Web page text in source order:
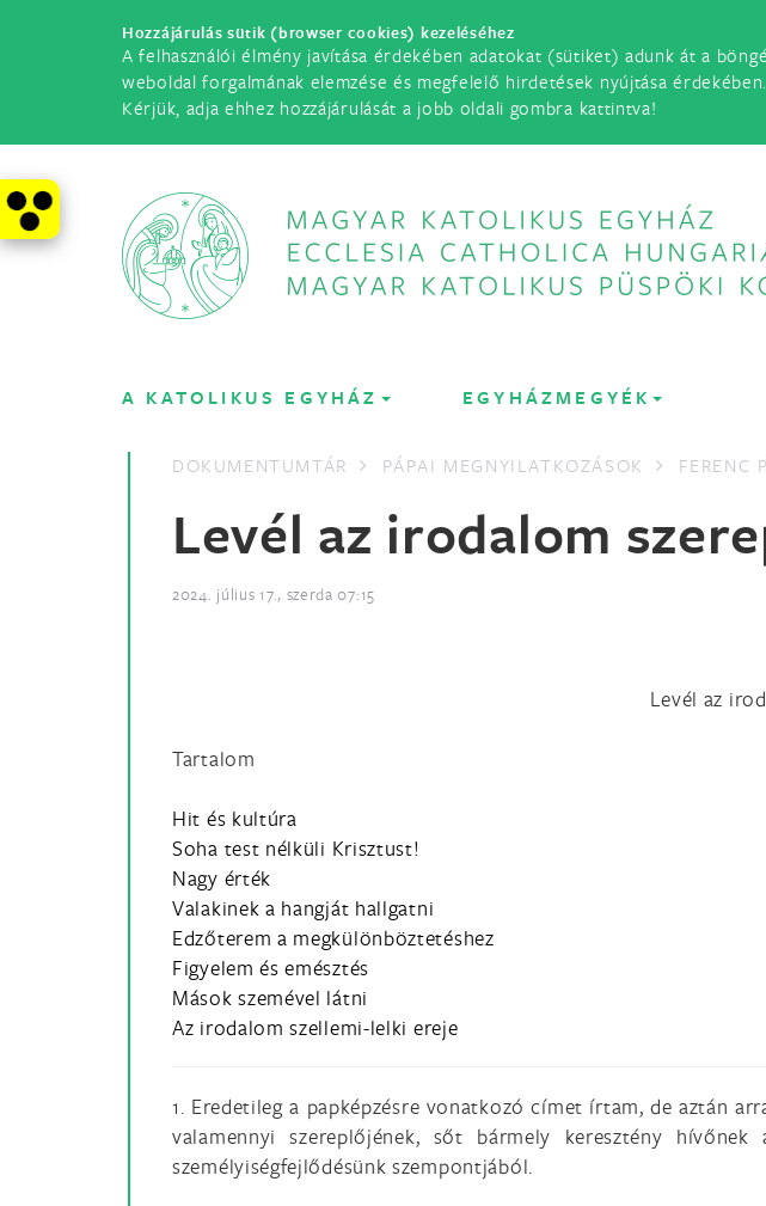
Hozzájárulás sütik (browser cookies) kezeléséhez
A felhasználói élmény javítása érdekében adatokat (sütiket) adunk át a
weboldal forgalmának elemzése és megfelelő hirdetések nyújtása érdekében.
Kérjük, adja ehhez hozzájárulását a jobb oldali gombra kattintva!
A KATOLIKUS EGYHÁZ EGYHÁZMEGYÉK
DOKUMENTUMTÁR PÁPAI MEGNYILATKOZÁSOK FERENC
Levél az irodalom
2024. július 17., szerda 07:15
Levél az
Tartalom
Hit és kultúra
Soha test nélküli Krisztust!
Nagy érték
Valakinek a hangját hallgatni
Edzőterem a megkülönböztetéshez
Figyelem és emésztés
Mások szemével látni
Az irodalom szellemi-lelki ereje
1. Eredetileg a papképzésre vonatkozó címet írtam, de aztán
valamennyi szereplőjének, sőt bármely keresztény
személyiségfejlődésünk szempontjából.